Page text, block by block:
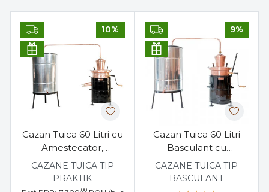
Modele disponibile:
Cazane clasice și basculante, cu sau fără
amestecător electric.
Capacități de la 25 până la 350 litri, pentru
orice volum de producție.
fund gros de la 1,2 la 5 mm pentru o
capacitate.
10%
Cazan Tuica 60 Litri cu
Amestecator,
Evacuare Laterala
Robinet
CAZANE TUICA TIP
PRAKTIK
,00
9%
Cazan Tuica 60 Litri
Basculant cu
Amestecator
CAZANE TUICA TIP
BASCULANT